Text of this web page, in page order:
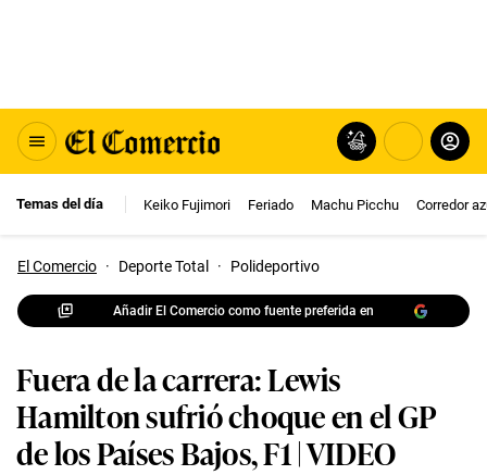
Temas del día Keiko Fujimori Feriado Machu Picchu Corredor
El Comercio · Deporte Total · Polideportivo
Añadir El Comercio como fuente preferida en
Fuera de la carrera: Lewis
Hamilton sufrió choque en el GP
de los Países Bajos, F1 | VIDEO